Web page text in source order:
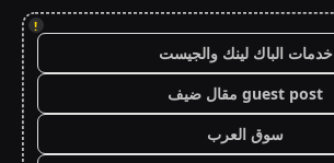
!
خدمات الباك لينك والجيست
guest post مقال ضيف
سوق العرب